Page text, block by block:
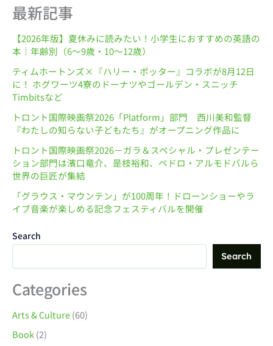
最新記事
【2026年版】夏休みに読みたい！小学生におすすめの英語の
本｜年齢別（6〜9歳・10〜12歳）
ティムホートンズ×『ハリー・ポッター』コラボが8月12日
に！ ホグワーツ4寮のドーナツやゴールデン・スニッチ
Timbitsなど
トロント国際映画祭2026「Platform」部門 西川美和監督
『わたしの知らない子どもたち』がオープニング作品に
トロント国際映画祭2026－ガラ＆スペシャル・プレゼンテー
ション部門は濱口竜介、是枝裕和、ペドロ・アルモドバルら
世界の巨匠が集結
「グラウス・マウンテン」が100周年！ドローンショーやラ
イブ音楽が楽しめる記念フェスティバルを開催
Search
Search
Categories
Arts & Culture(60)
Book(2)